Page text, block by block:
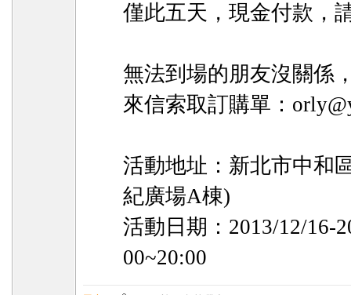
僅此五天，現金付款，
無法到場的朋友沒關係
來信索取訂購單：
活動地址：新北市中和
紀廣場A棟)
活動日期：2013/12/16-
00~20:00